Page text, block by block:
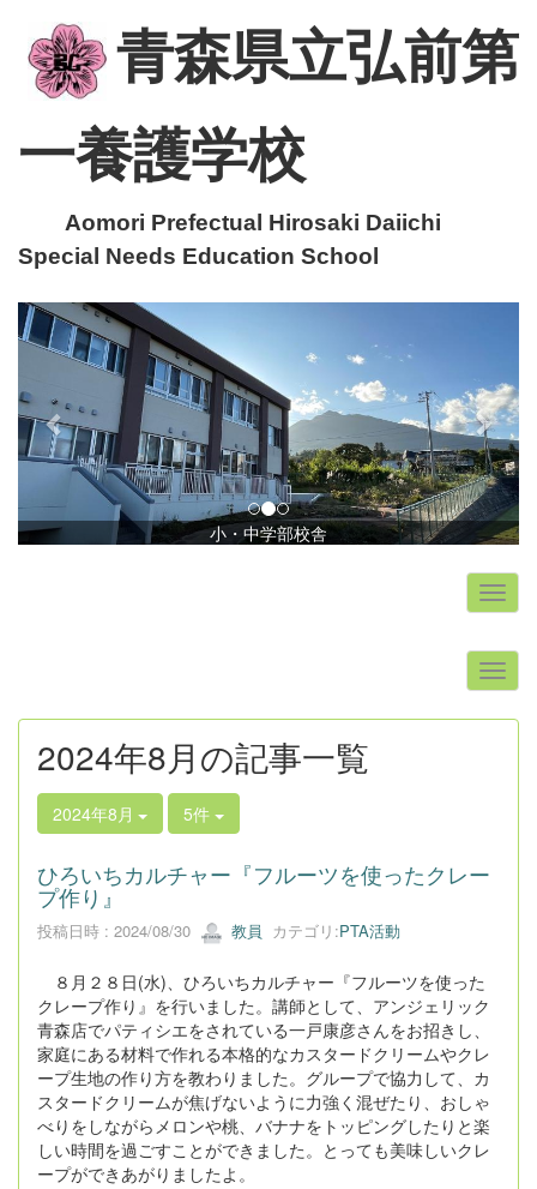
青森県立弘前第
一養護学校
Aomori Prefectual Hirosaki Daiichi
Special Needs Education School
小・中学部校舎
p
r
v
i
o
u
s
x
t
2024年8月の記事一覧
2024年8月 5件
ひろいちカルチャー『フルーツを使ったクレー
プ作り』
投稿日時 : 2024/08/30 教員 カテゴリ:PTA活動
８月２８日(水)、ひろいちカルチャー『フルーツを使った
クレープ作り』を行いました。講師として、アンジェリック
青森店でパティシエをされている一戸康彦さんをお招きし、
家庭にある材料で作れる本格的なカスタードクリームやクレ
ープ生地の作り方を教わりました。グループで協力して、カ
スタードクリームが焦げないように力強く混ぜたり、おしゃ
べりをしながらメロンや桃、バナナをトッピングしたりと楽
しい時間を過ごすことができました。とっても美味しいクレ
ープができあがりましたよ。